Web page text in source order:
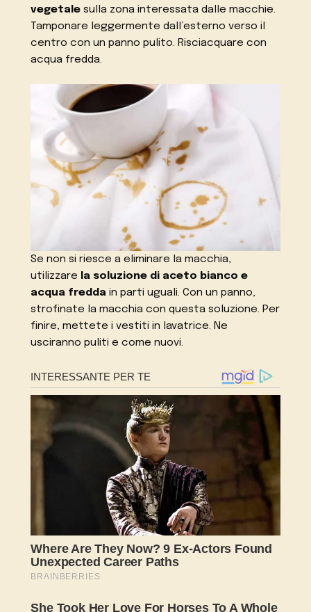
vegetale sulla zona interessata dalle macchie.
Tamponare leggermente dall’esterno verso il
centro con un panno pulito. Risciacquare con
acqua fredda.
Se non si riesce a eliminare la macchia,
utilizzare
la soluzione di aceto bianco e
acqua fredda in parti uguali. Con un panno,
strofinate la macchia con questa soluzione. Per
finire, mettete i vestiti in lavatrice. Ne
usciranno puliti e come nuovi.